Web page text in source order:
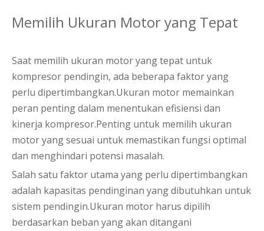
Memilih Ukuran Motor yang Tepat
Saat memilih ukuran motor yang tepat untuk
kompresor pendingin, ada beberapa faktor yang
perlu dipertimbangkan.Ukuran motor memainkan
peran penting dalam menentukan efisiensi dan
kinerja kompresor.Penting untuk memilih ukuran
motor yang sesuai untuk memastikan fungsi optimal
dan menghindari potensi masalah.
Salah satu faktor utama yang perlu dipertimbangkan
adalah kapasitas pendinginan yang dibutuhkan untuk
sistem pendingin.Ukuran motor harus dipilih
berdasarkan beban yang akan ditangani